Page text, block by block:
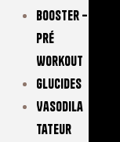
Booster –
Pré
Workout
Glucides
Vasodila
Tateur